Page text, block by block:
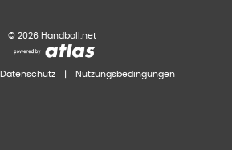
© 2026 Handball.net
Datenschutz Nutzungsbedingungen